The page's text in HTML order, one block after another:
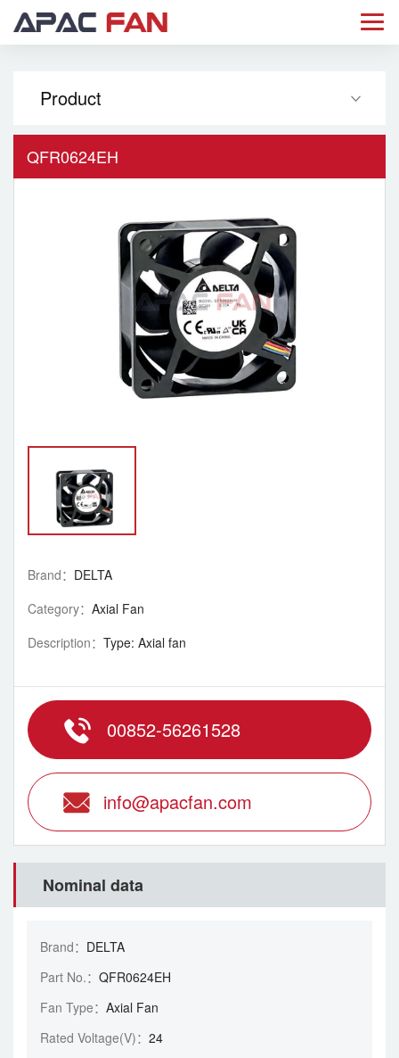
Product
QFR0624EH
Brand： DELTA
Category： Axial Fan
Description： Type: Axial fan
00852-56261528
info@apacfan.com
Nominal data
Brand： DELTA
Part No.： QFR0624EH
Fan Type： Axial Fan
Rated Voltage(V)： 24